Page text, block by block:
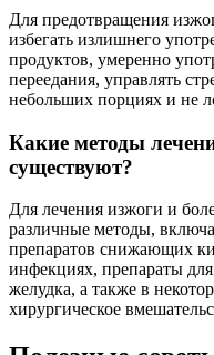
Для предотвращения
избегать излишнего
продуктов, умеренно
переедания, управлять
небольших порциях и не
Какие методы
существуют?
Для лечения изжоги и
различные методы,
препаратов снижающих
инфекциях, препараты
желудка, а также в
хирургическое